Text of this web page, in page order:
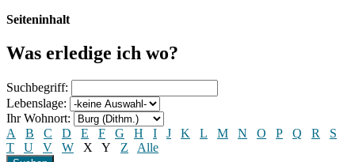
Seiteninhalt
Was erledige ich wo?
Suchbegriff:
Lebenslage:
Ihr Wohnort:
A
B C D E F G H I J K L M N O P Q R
S
T
U V W X Y Z Alle